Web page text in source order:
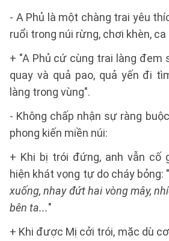
- A Phủ là một chàng trai yêu
ruổi trong núi rừng, chơi khèn, ca
+ "A Phủ cứ cùng trai làng đem
quay và quả pao, quả yến đi
làng trong vùng".
- Không chấp nhận sự ràng
phong kiến miền núi:
+ Khi bị trói đứng, anh vẫn cố
hiện khát vọng tự do cháy bỏng:
xuống, nhay đứt hai vòng mây,
bên ta..."
+ Khi được Mị cởi trói, mặc dù